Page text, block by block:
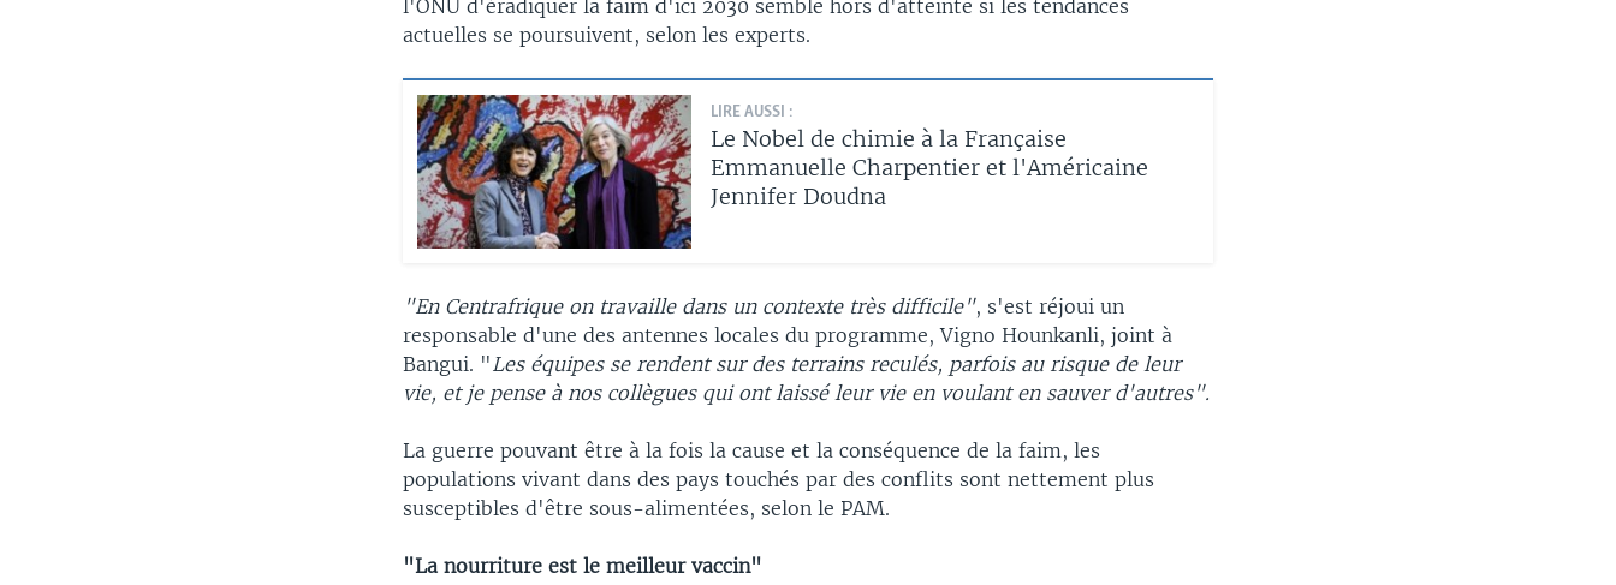
l'ONU d'éradiquer la faim d'ici 2030 semble hors d'atteinte si les tendances
actuelles se poursuivent, selon les experts.
LIRE AUSSI :
Le Nobel de chimie à la Française
Emmanuelle Charpentier et l'Américaine
Jennifer Doudna
"En Centrafrique on travaille dans un contexte très difficile", s'est réjoui un
responsable d'une des antennes locales du programme, Vigno Hounkanli, joint à
Bangui. "Les équipes se rendent sur des terrains reculés, parfois au risque de leur
vie, et je pense à nos collègues qui ont laissé leur vie en voulant en sauver d'autres".
La guerre pouvant être à la fois la cause et la conséquence de la faim, les
populations vivant dans des pays touchés par des conflits sont nettement plus
susceptibles d'être sous-alimentées, selon le PAM.
"La nourriture est le meilleur vaccin"